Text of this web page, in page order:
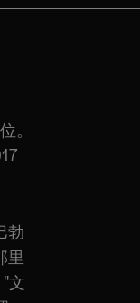
。
勃
里
文